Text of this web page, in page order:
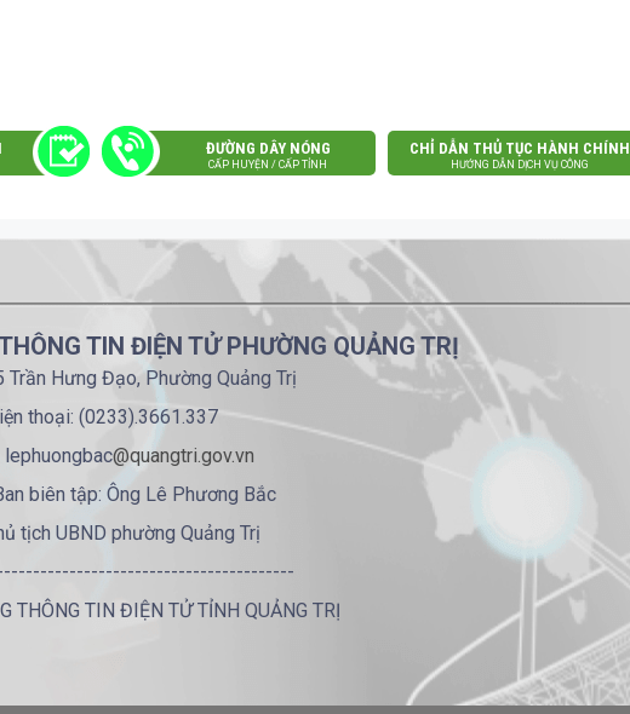
ĐƯỜNG DÂY NÓNG
CẤP HUYỆN / CẤP TỈNH
CHỈ DẪN THỦ TỤC HÀNH CHÍNH
HƯỚNG DẪN DỊCH VỤ CÔNG
TIN ĐIỆN TỬ PHƯỜNG QUẢNG TRỊ
Trần Hưng Đạo, Phường Quảng Trị
thoại: (0233).3661.337
lephuongbac@quangtri.gov.vn
biên tập: Ông Lê Phương Bắc
tịch UBND phường Quảng Trị
THÔNG TIN ĐIỆN TỬ TỈNH QUẢNG TRỊ